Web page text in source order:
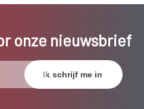
onze nieuwsbrief